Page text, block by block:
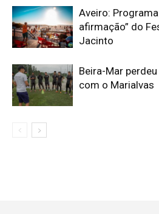
Aveiro:
afirmação” do
Jacinto
Beira-Mar
com o Marialvas